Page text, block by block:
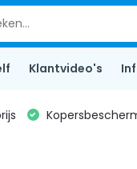
Klantvideo's